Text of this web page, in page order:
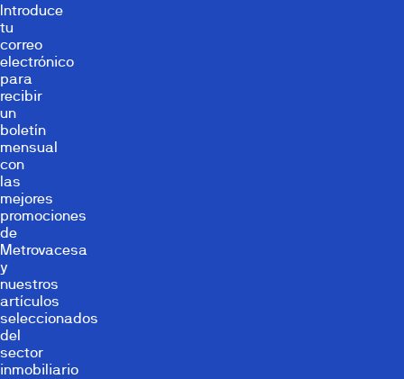
Introduce
tu
correo
electrónico
para
recibir
un
boletín
mensual
con
las
mejores
promociones
de
Metrovacesa
y
nuestros
artículos
seleccionados
del
sector
inmobiliario